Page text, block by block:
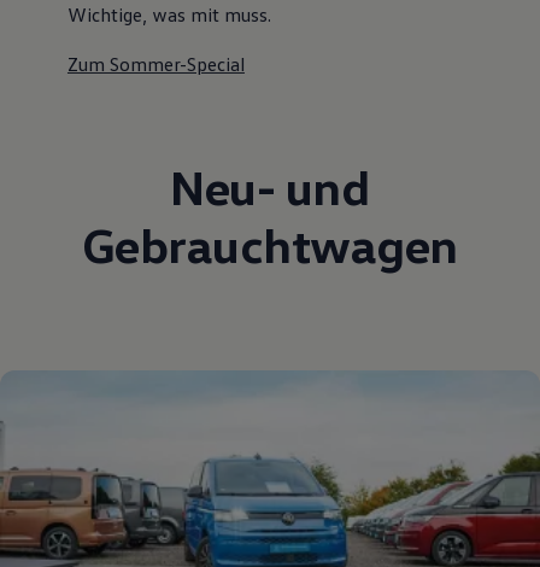
Wichtige, was mit muss.
Zum Sommer-Special
Neu- und
Gebrauchtwagen